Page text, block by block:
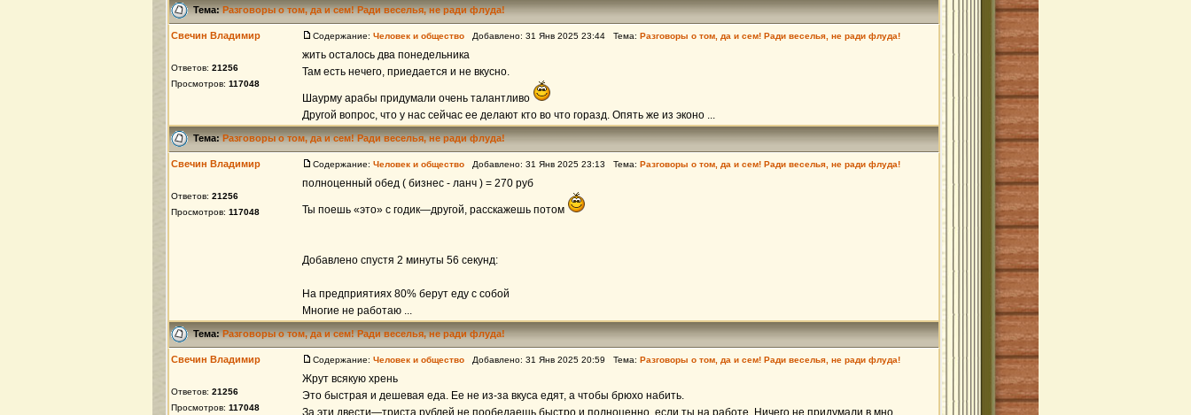
Тема:Разговоры о том, да и сем! Ради веселья, не ради флуда!
Свечин Владимир
Ответов: 21256
Просмотров: 117048
Содержание: Человек и общество Добавлено: 31 Янв 2025 23:44 Тема: Разговоры о том, да и сем! Ради веселья, не ради флуда!
жить осталось два понедельника
Там есть нечего, приедается и не вкусно.
Шаурму арабы придумали очень талантливо
Другой вопрос, что у нас сейчас ее делают кто во что горазд. Опять же из эконо ...
Тема:Разговоры о том, да и сем! Ради веселья, не ради флуда!
Свечин Владимир
Ответов: 21256
Просмотров: 117048
Содержание: Человек и общество Добавлено: 31 Янв 2025 23:13 Тема: Разговоры о том, да и сем! Ради веселья, не ради флуда!
полноценный обед ( бизнес - ланч ) = 270 руб
Ты поешь «это» с годик—другой, расскажешь потом
Добавлено спустя 2 минуты 56 секунд:
На предприятиях 80% берут еду с собой
Многие не работаю ...
Тема:Разговоры о том, да и сем! Ради веселья, не ради флуда!
Свечин Владимир
Ответов: 21256
Просмотров: 117048
Содержание: Человек и общество Добавлено: 31 Янв 2025 20:59 Тема: Разговоры о том, да и сем! Ради веселья, не ради флуда!
Жрут всякую хрень
Это быстрая и дешевая еда. Ее не из-за вкуса едят, а чтобы брюхо набить.
За эти двести—триста рублей не пообедаешь быстро и полноценно, если ты на работе. Ничего не придумали в мно ...